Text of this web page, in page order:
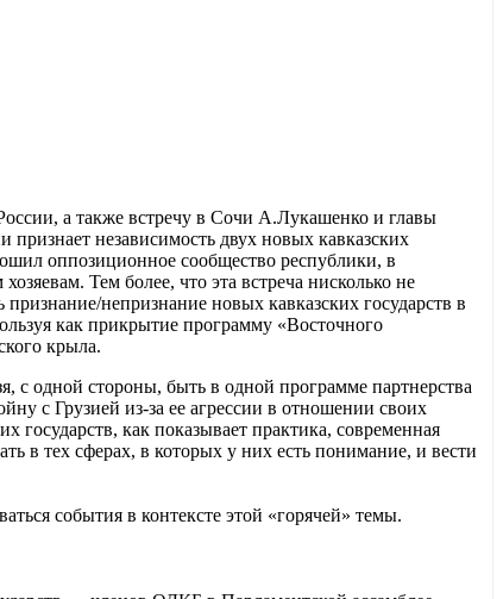
а также встречу в Сочи А.Лукашенко и главы
независимость двух новых кавказских
оппозиционное сообщество республики, в
Тем более, что эта встреча нисколько не
непризнание новых кавказских государств в
как прикрытие программу «Восточного
крыла.
с одной стороны, быть в одной программе партнерства
с Грузией из-за ее агрессии в отношении своих
как показывает практика, современная
в тех сферах, в которых у них есть понимание, и вести
события в контексте этой «горячей» темы.